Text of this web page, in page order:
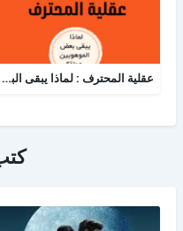
عقلية المحترف : لماذا يبقى البعض هواة رغم الموهبة؟